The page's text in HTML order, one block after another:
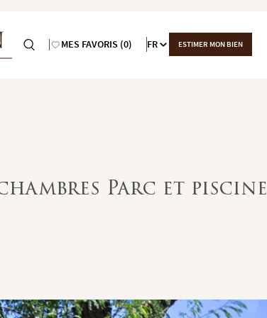
MES FAVORIS (0) FR ESTIMER MON BIEN
Parc et piscine